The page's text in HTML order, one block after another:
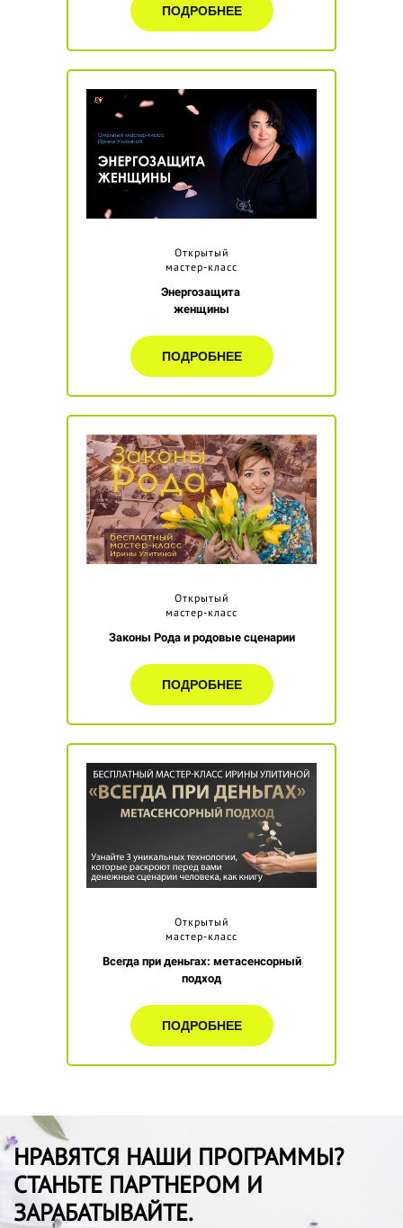
ПОДРОБНЕЕ
Открытый
мастер-класс
Энергозащита
женщины
ПОДРОБНЕЕ
Открытый
мастер-класс
Законы Рода и родовые сценарии
ПОДРОБНЕЕ
Открытый
мастер-класс
Всегда при деньгах: метасенсорный
подход
ПОДРОБНЕЕ
НРАВЯТСЯ НАШИ ПРОГРАММЫ?
СТАНЬТЕ ПАРТНЕРОМ И
ЗАРАБАТЫВАЙТЕ.